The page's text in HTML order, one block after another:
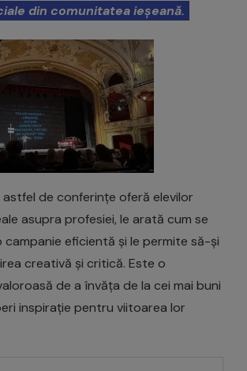
din comunitatea ieșeană.
de conferințe oferă elevilor
asupra profesiei, le arată cum se
eficientă și le permite să-și
creativă și critică. Este o
de a învăța de la cei mai buni
inspirație pentru viitoarea lor